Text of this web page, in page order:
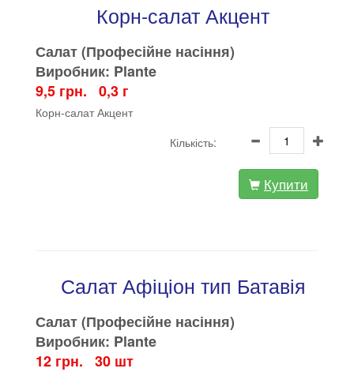
Корн-салат Акцент
Салат (Професійне насіння)
Виробник: Plante
9,5 грн. 0,3 г
Корн-салат Акцент
Кількість:
Купити
Салат Афіціон тип Батавія
Салат (Професійне насіння)
Виробник: Plante
12 грн. 30 шт